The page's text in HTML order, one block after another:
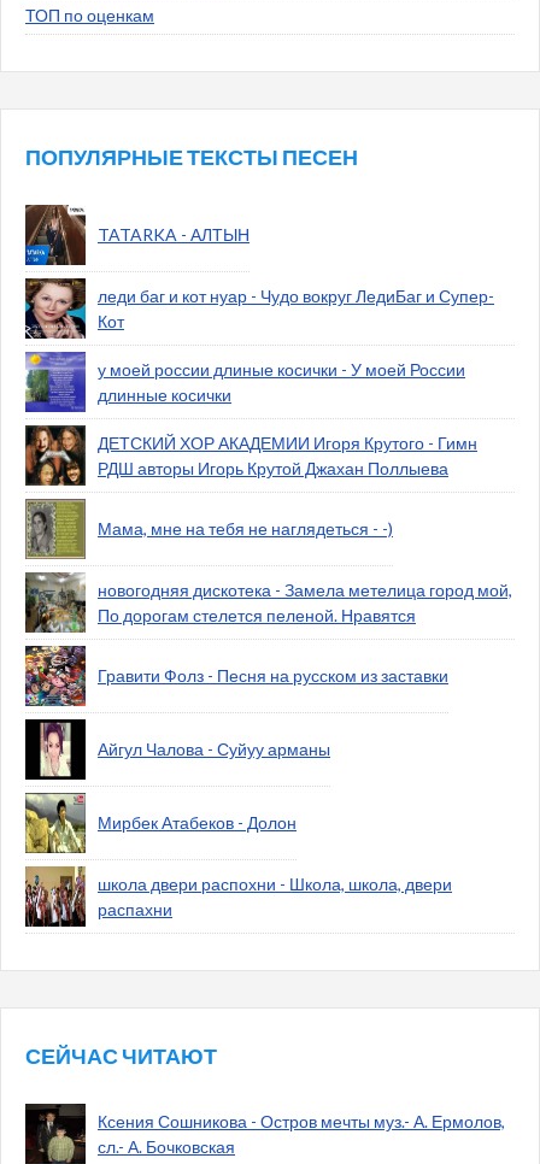
ТОП по оценкам
ПОПУЛЯРНЫЕ ТЕКСТЫ ПЕСЕН
TATARKA - АЛТЫН
леди баг и кот нуар - Чудо вокруг ЛедиБаг и Супер-
Кот
у моей россии длиные косички - У моей России
длинные косички
ДЕТСКИЙ ХОР АКАДЕМИИ Игоря Крутого - Гимн
РДШ авторы Игорь Крутой Джахан Поллыева
Мама, мне на тебя не наглядеться - -)
новогодняя дискотека - Замела метелица город мой,
По дорогам стелется пеленой. Нравятся
Гравити Фолз - Песня на русском из заставки
Айгул Чалова - Суйуу арманы
Мирбек Атабеков - Долон
школа двери распохни - Школа, школа, двери
распахни
СЕЙЧАС ЧИТАЮТ
Ксения Сошникова - Остров мечты муз.- А. Ермолов,
сл.- А. Бочковская